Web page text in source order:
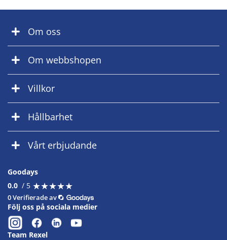
Om oss
Om webbshopen
Villkor
Hållbarhet
Vårt erbjudande
Goodays
0.0 / 5 ★★★★★
★★★★★
0 Verifierade av
Följ oss på sociala medier
Team Rexel